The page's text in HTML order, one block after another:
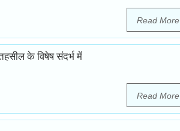
Read More
के विषेष संदर्भ में
Read More